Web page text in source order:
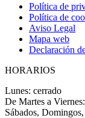
Política de
Política de
Aviso Legal
Mapa web
Declaración
HORARIOS
Lunes: cerrado
De Martes a
Sábados,